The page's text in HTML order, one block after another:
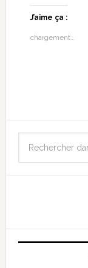
J’aime ça :
chargement…